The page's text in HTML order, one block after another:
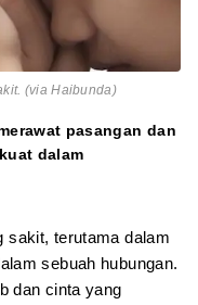
(via Haibunda)
pasangan dan
dalam
sakit, terutama dalam
sebuah hubungan.
dan cinta yang